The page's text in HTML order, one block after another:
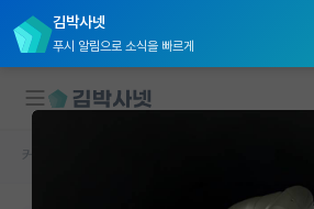
김박사넷
푸시 알림으로 소식을 빠르게
커뮤니티 홈